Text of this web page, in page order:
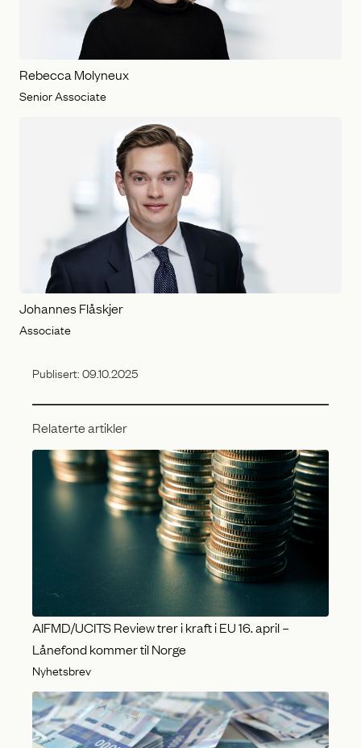
Rebecca Molyneux
Senior Associate
Johannes Flåskjer
Associate
Publisert:09.10.2025
Relaterte artikler
AIFMD/UCITS Review trer i kraft i EU 16. april –
Lånefond kommer til Norge
Nyhetsbrev